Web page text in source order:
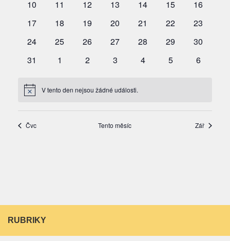
RUBRIKY